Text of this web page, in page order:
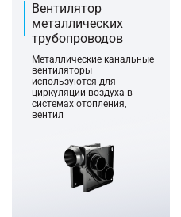
Вентилятор
металлических
трубопроводов
Металлические канальные
вентиляторы
используются для
циркуляции воздуха в
системах отопления,
вентил